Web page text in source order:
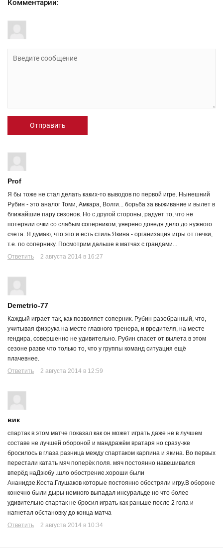
Комментарии:
Отправить
Prof
Я бы тоже не стал делать каких-то выводов по первой игре. Нынешний
Рубин - это аналог Томи, Амкара, Волги... борьба за выживание и вылет в
ближайшие пару сезонов. Но с другой стороны, радует то, что не
потеряли очки со слабым соперником, уверено доведя дело до нужного
счета. Я думаю, что это и есть стиль Якина - организация игры от печки,
т.е. по сопернику. Посмотрим дальше в матчах с грандами...
Ответить
2 августа 2014 в 16:27
Demetrio-77
Каждый играет так, как позволяет соперник. Рубин разобранный, что,
учитывая физрука на месте главного тренера, и вредителя, на месте
гендира, совершенно не удивительно. Рубин спасет от вылета в этом
сезоне разве что только то, что у группы команд ситуация ещё
плачевнее.
Ответить
2 августа 2014 в 12:59
вик
спартак в этом матче показал как он может играть даже не в лучшем
составе не лучшей обороной и мандражём вратаря но сразу-же
бросилось в глаза разница между спартаком карпина и якина. Во первых
перестали катать мяч поперёк поля. мяч постоянно навешивался
вперёд наДзюбу .шло обострение.хороши были
Ананидзе.Коста.Глушаков которые постоянно обостряли игру.В обороне
конечно были дыры немного выпадал инсуральде но что более
удивительно спартак не бросил играть как раньше после 2 гола и
нагнетал обстановку до конца матча
Ответить
2 августа 2014 в 10:34